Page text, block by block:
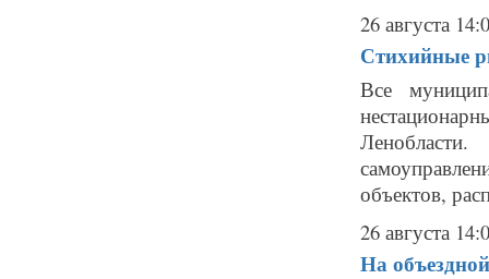
26 августа
Стихийные
Все
объектов,
26 августа
На